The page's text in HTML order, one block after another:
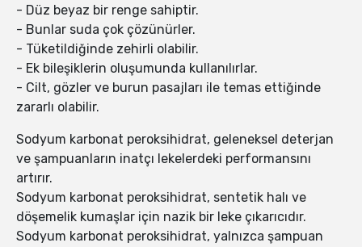
- Düz beyaz bir renge sahiptir.
- Bunlar suda çok çözünürler.
- Tüketildiğinde zehirli olabilir.
- Ek bileşiklerin oluşumunda kullanılırlar.
- Cilt, gözler ve burun pasajları ile temas ettiğinde
zararlı olabilir.
Sodyum karbonat peroksihidrat, geleneksel deterjan
ve şampuanların inatçı lekelerdeki performansını
artırır.
Sodyum karbonat peroksihidrat, sentetik halı ve
döşemelik kumaşlar için nazik bir leke çıkarıcıdır.
Sodyum karbonat peroksihidrat, yalnızca şampuan